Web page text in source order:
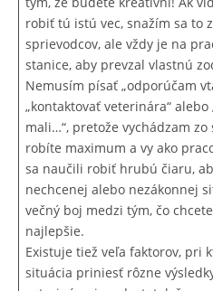
robiť tú istú vec, snažím sa to
sprievodcov, ale vždy je na
stanice, aby prevzal vlastnú
Nemusím písať „odporúčam
„kontaktovať veterinára“
mali…“, pretože vychádzam
robíte maximum a vy ako
sa naučili robiť hrubú čiaru,
nechcenej alebo nezákonnej
večný boj medzi tým, čo
najlepšie.
Existuje tiež veľa faktorov, pri
situácia priniesť rôzne